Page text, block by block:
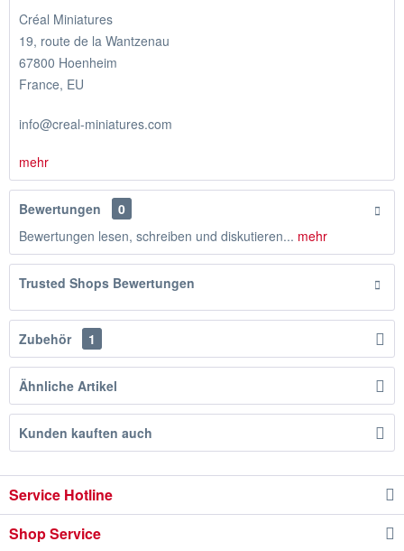
Créal Miniatures
19, route de la Wantzenau
67800 Hoenheim
France, EU
info@creal-miniatures.com
mehr
Bewertungen
0
Bewertungen lesen, schreiben und diskutieren... mehr
Trusted Shops Bewertungen
Zubehör 1
Ähnliche Artikel
Kunden kauften auch
Service Hotline
Shop Service